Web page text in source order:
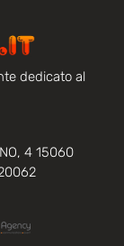
dedicato al
4 15060